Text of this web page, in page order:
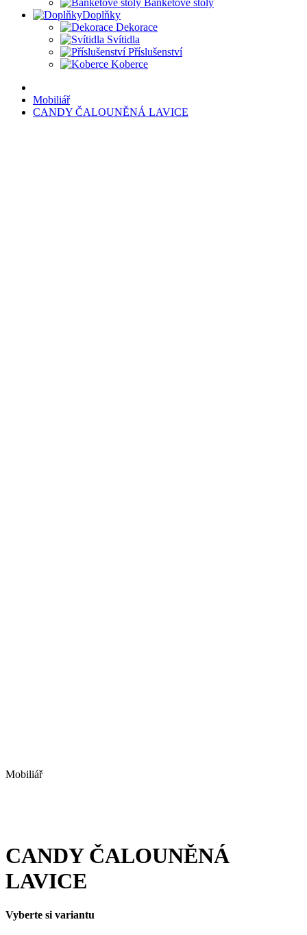
Banketové stoly
Doplňky
Dekorace
Svítidla
Příslušenství
Koberce
Mobiliář
CANDY ČALOUNĚNÁ LAVICE
Mobiliář
CANDY ČALOUNĚNÁ
LAVICE
Vyberte si variantu